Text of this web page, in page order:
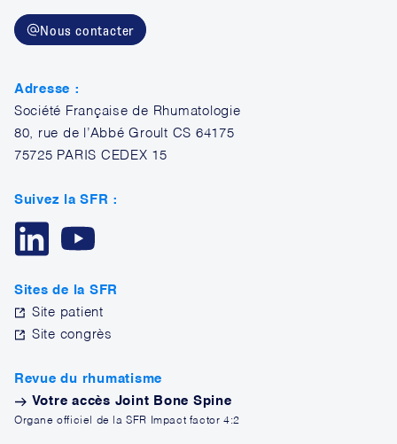
Nous contacter
Adresse :
Société Française de Rhumatologie
80, rue de l’Abbé Groult CS 64175
75725 PARIS CEDEX 15
Suivez la SFR :
Sites de la SFR
Site patient
Site congrès
Revue du rhumatisme
Votre accès Joint Bone Spine
Organe officiel de la SFR Impact factor 4:2